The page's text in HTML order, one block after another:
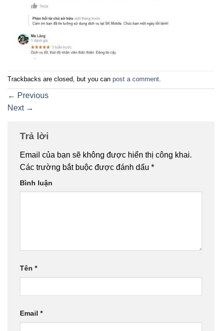
Trackbacks are closed, but you can post a comment.
← Previous
Next →
Trả lời
Email của bạn sẽ không được hiển thị công khai.
Các trường bắt buộc được đánh dấu *
Bình luận
Tên *
Email *